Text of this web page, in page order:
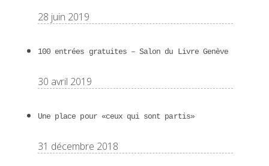
28 juin 2019
100 entrées gratuites – Salon du Livre Genève
30 avril 2019
Une place pour «ceux qui sont partis»
31 décembre 2018